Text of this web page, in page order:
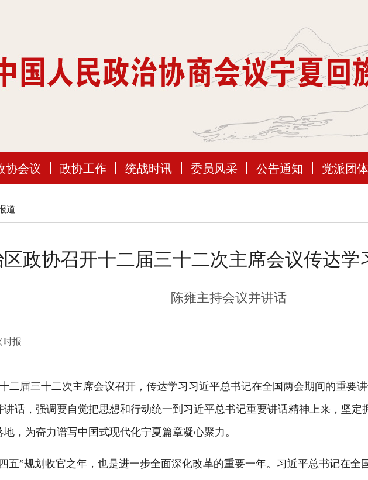
协会议 政协工作 统战时讯 委员风采 公告通知 党派团体
道
区政协召开十二届三十二次主席会议传达学
陈雍主持会议并讲话
时报
届三十二次主席会议召开，传达学习习近平总书记在全国两会期间的重要
话，强调要自觉把思想和行动统一到习近平总书记重要讲话精神上来，坚定
，为奋力谱写中国式现代化宁夏篇章凝心聚力。
”规划收官之年，也是进一步全面深化改革的重要一年。习近平总书记在全